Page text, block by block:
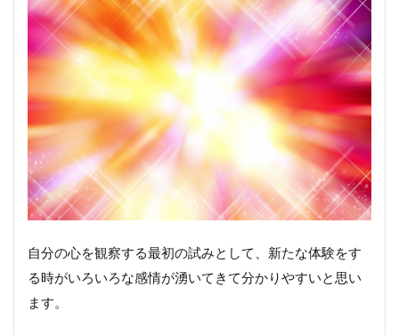
自分の心を観察する最初の試みとして、新たな体験をす
る時がいろいろな感情が湧いてきて分かりやすいと思い
ます。